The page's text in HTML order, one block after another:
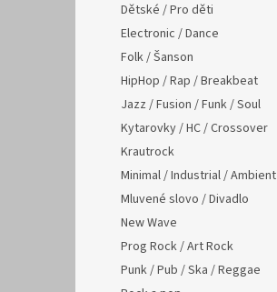
Dětské / Pro děti
Electronic / Dance
Folk / Šanson
HipHop / Rap / Breakbeat
Jazz / Fusion / Funk / Soul
Kytarovky / HC / Crossover
Krautrock
Minimal / Industrial / Ambient
Mluvené slovo / Divadlo
New Wave
Prog Rock / Art Rock
Punk / Pub / Ska / Reggae